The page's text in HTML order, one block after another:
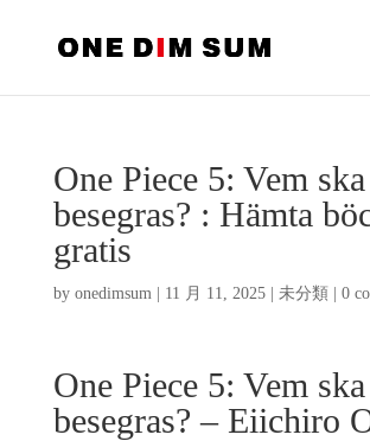
One Piece 5: Vem ska
besegras? : Hämta
gratis
by onedimsum| 11 月 11, 2025| 未分類 0
One Piece 5: Vem ska
besegras? – Eiichiro